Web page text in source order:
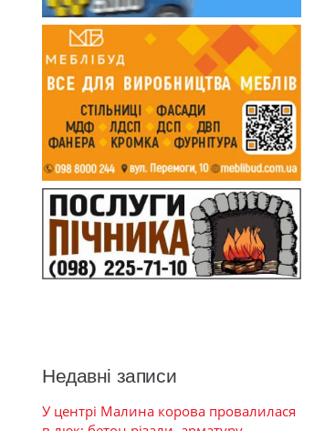
Недавні записи
У центрі Малина корова провалилася